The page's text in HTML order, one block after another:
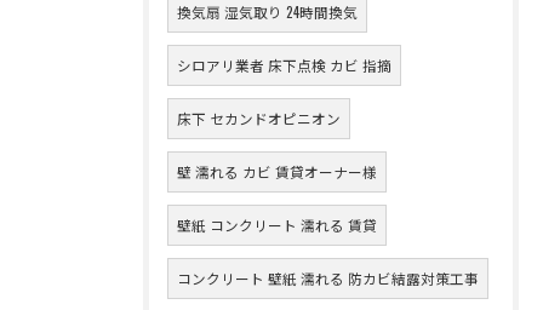
換気扇 湿気取り 24時間換気
シロアリ業者 床下点検 カビ 指摘
床下 セカンドオピニオン
壁 濡れる カビ 賃貸オーナー様
壁紙 コンクリート 濡れる 賃貸
コンクリート 壁紙 濡れる 防カビ結露対策工事